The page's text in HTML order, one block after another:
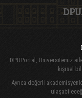
DPUPortal, Üniversitemiz
kişisel
Ayrıca değerli